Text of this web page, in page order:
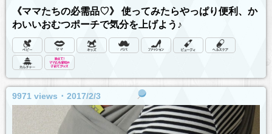
《ママたちの必需品♡》 使ってみたらやっぱり便利、か
わいいおむつポーチで気分を上げよう♪
9971 views ･ 2017/2/3